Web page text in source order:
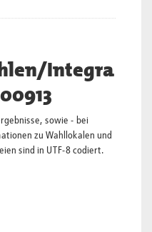
Integra
sowie - bei
zu Wahllokalen und
sind in UTF-8 codiert.